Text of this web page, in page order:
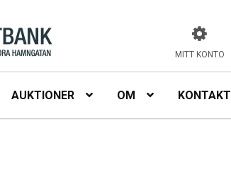
MITT KONTO
AUKTIONER OM KONTAKT